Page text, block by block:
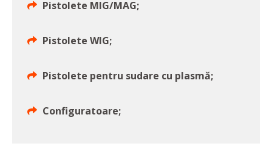
Pistolete MIG/MAG;
Pistolete WIG;
Pistolete pentru sudare cu plasmă;
Configuratoare;